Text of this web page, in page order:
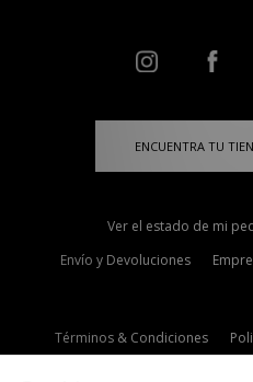
ENCUENTRA TU
Ver el estado de mi
Envío y Devoluciones
Términos & Condiciones